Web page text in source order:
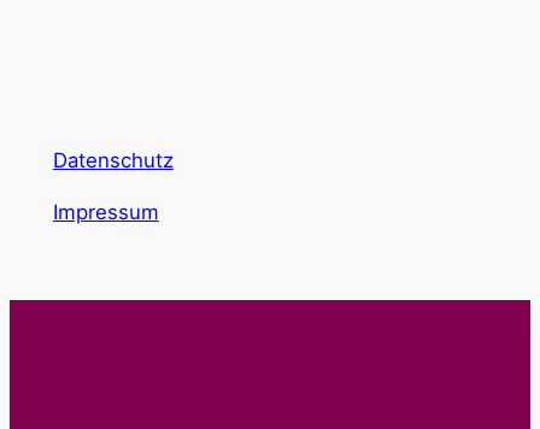
Datenschutz
Impressum